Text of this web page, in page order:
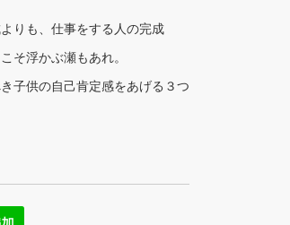
りも、仕事をする人の完成
そ浮かぶ瀬もあれ。
子供の自己肯定感をあげる３つ